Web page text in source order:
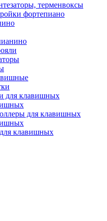
терменвоксы
фортепиано
для клавишных
для клавишных
клавишных